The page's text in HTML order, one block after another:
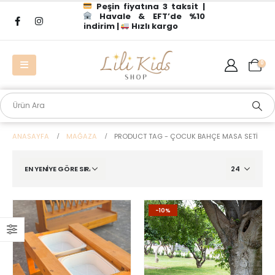
Peşin fiyatına 3 taksit |
Havale & EFT’de %10
indirim |
Hızlı kargo
0
ANASAYFA MAĞAZA PRODUCT TAG - ÇOCUK BAHÇE MASA SETI
-10%